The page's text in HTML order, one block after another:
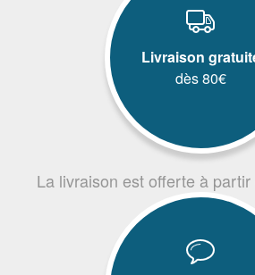
Livraison
dès 80€
La livraison est offerte à